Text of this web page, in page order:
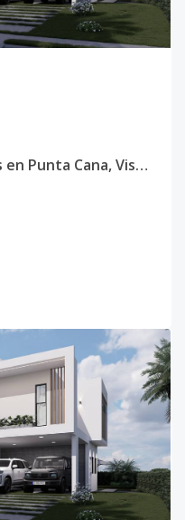
Exclusivo proyecto de villas en Punta Cana, Vista Cana. Entrega 2026